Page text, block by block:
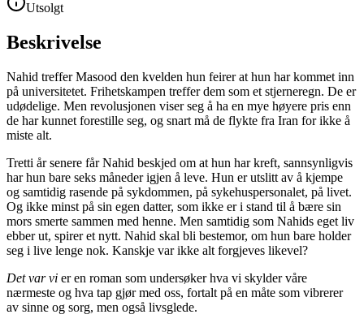
Utsolgt
Beskrivelse
Nahid treffer Masood den kvelden hun feirer at hun har kommet inn
på universitetet. Frihetskampen treffer dem som et stjerneregn. De er
udødelige. Men revolusjonen viser seg å ha en mye høyere pris enn
de har kunnet forestille seg, og snart må de flykte fra Iran for ikke å
miste alt.
Tretti år senere får Nahid beskjed om at hun har kreft, sannsynligvis
har hun bare seks måneder igjen å leve. Hun er utslitt av å kjempe
og samtidig rasende på sykdommen, på sykehuspersonalet, på livet.
Og ikke minst på sin egen datter, som ikke er i stand til å bære sin
mors smerte sammen med henne. Men samtidig som Nahids eget liv
ebber ut, spirer et nytt. Nahid skal bli bestemor, om hun bare holder
seg i live lenge nok. Kanskje var ikke alt forgjeves likevel?
Det var vi er en roman som undersøker hva vi skylder våre
nærmeste og hva tap gjør med oss, fortalt på en måte som vibrerer
av sinne og sorg, men også livsglede.